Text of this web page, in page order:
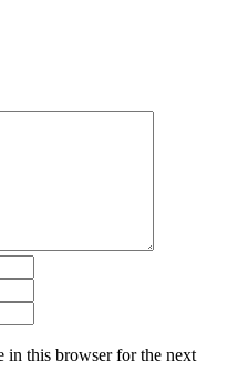
in this browser for the next